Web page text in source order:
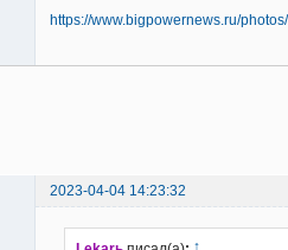
https://www.bigpowernews.ru/
2023-04-04 14:23:32
↑